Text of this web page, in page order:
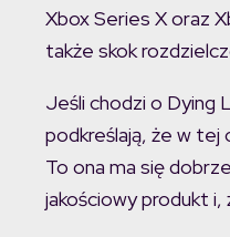
Xbox Series X oraz
także skok
Jeśli chodzi o Dying
podkreślają, że w tej
To ona ma się
jakościowy produkt i,